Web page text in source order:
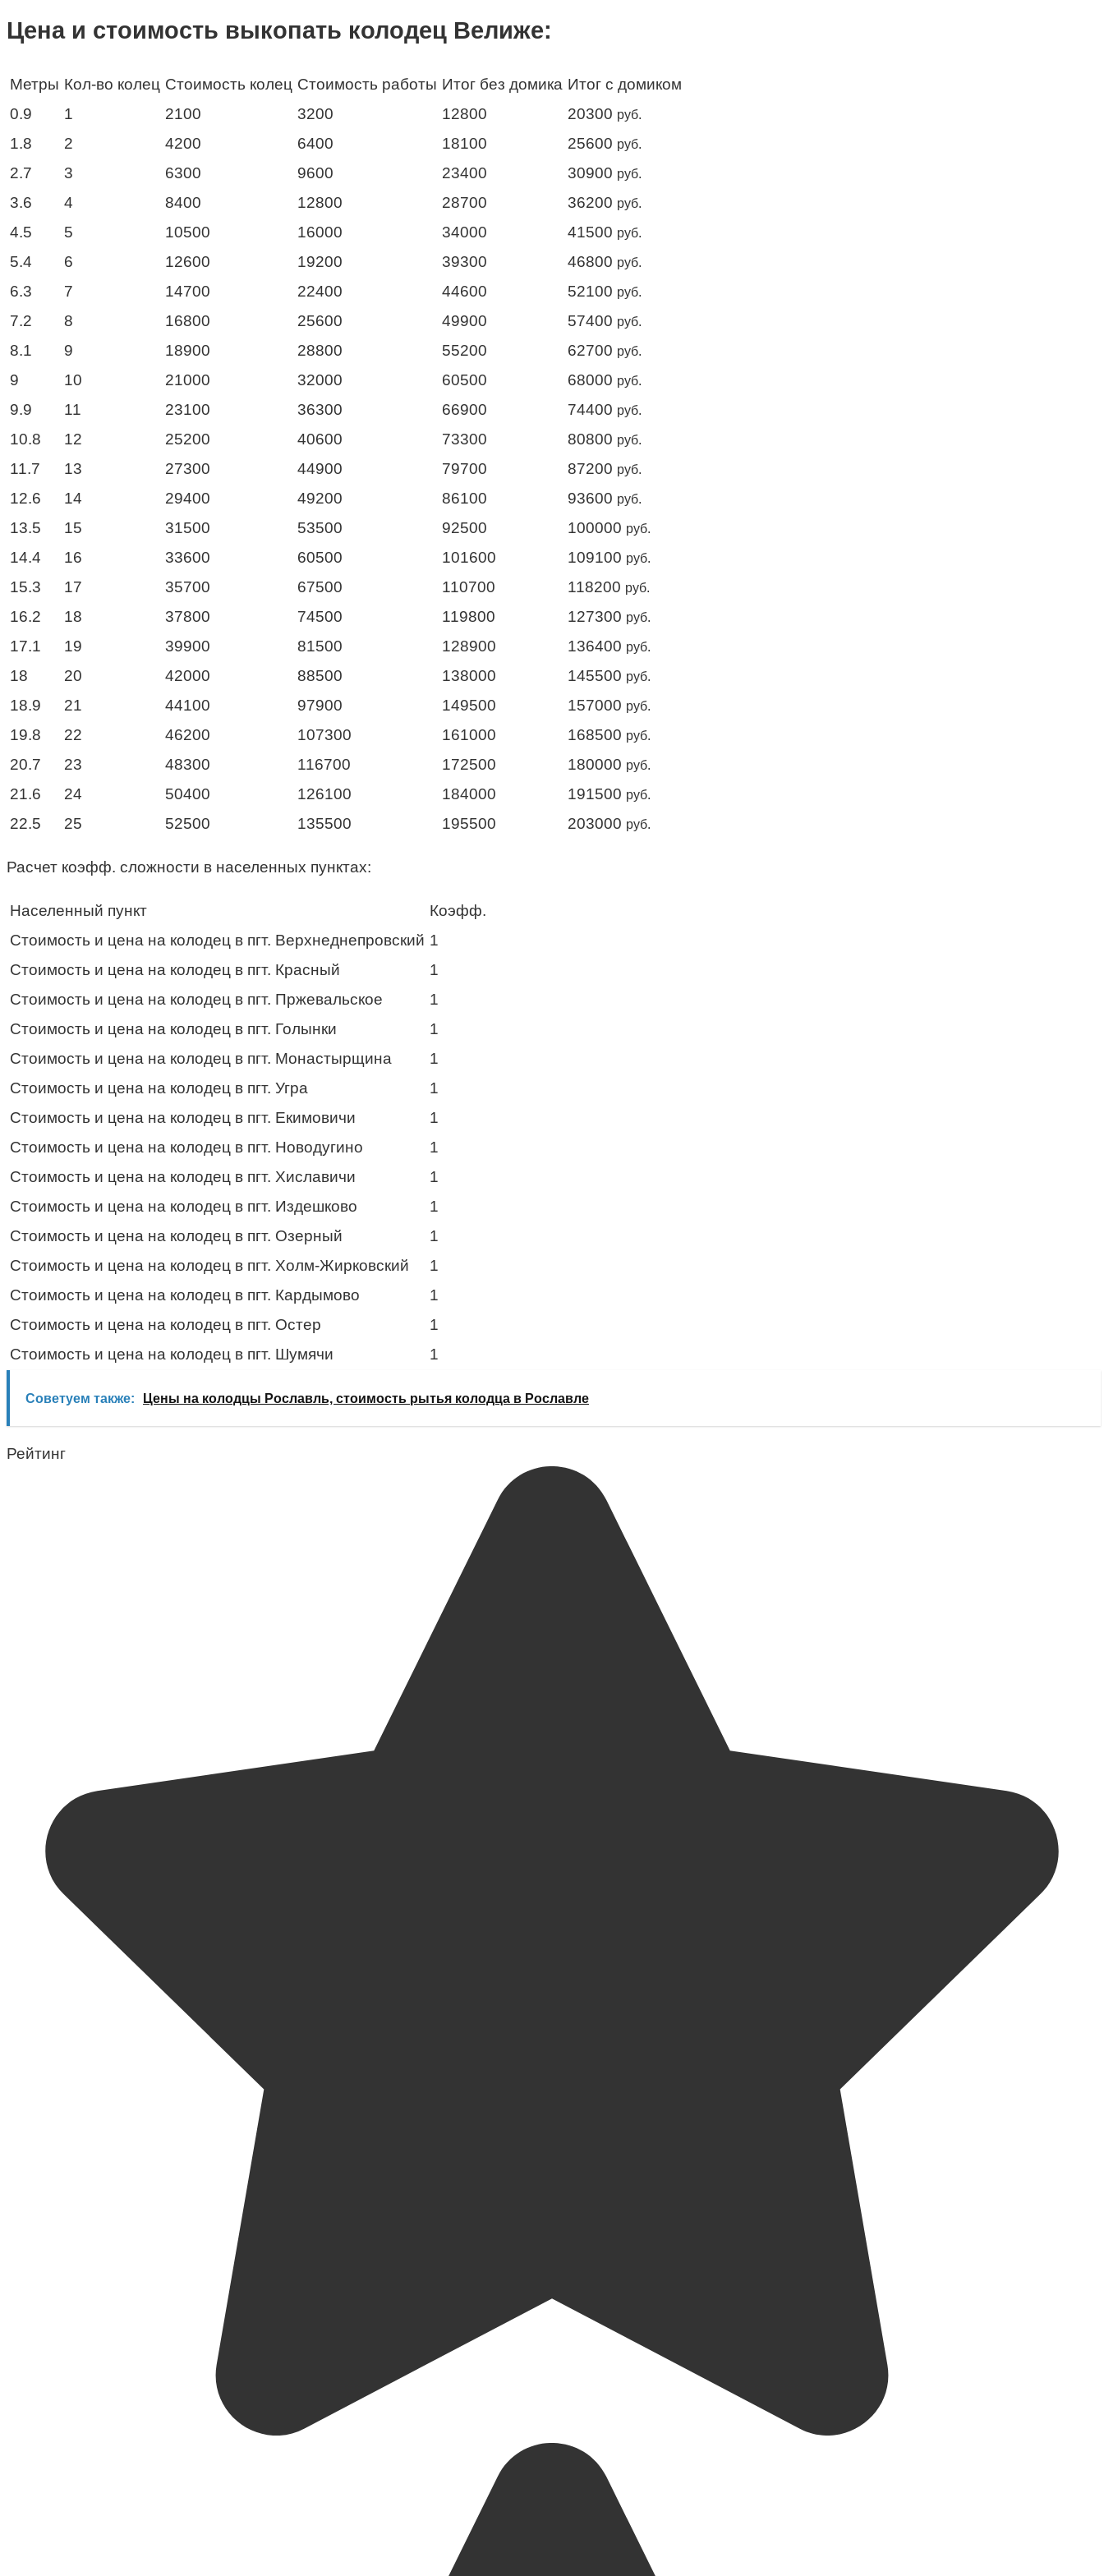
Цена и стоимость выкопать колодец Велиже:
Метры Кол-во колец Стоимость колец Стоимость работы Итог без домика Итог с домиком
0.9
1 2100 3200 12800 20300 руб.
1.8 2 4200 6400 18100 25600 руб.
2.7 3 6300 9600 23400 30900 руб.
3.6 4 8400 12800 28700 36200 руб.
4.5 5 10500 16000 34000 41500 руб.
5.4 6 12600 19200 39300 46800 руб.
6.3 7 14700 22400 44600 52100 руб.
7.2 8 16800 25600 49900 57400 руб.
8.1 9 18900 28800 55200 62700 руб.
9 10 21000 32000 60500 68000 руб.
9.9 11 23100 36300 66900 74400 руб.
10.8 12 25200 40600 73300 80800 руб.
11.7 13 27300 44900 79700 87200 руб.
12.6 14 29400 49200 86100 93600 руб.
13.5 15 31500 53500 92500 100000 руб.
14.4 16 33600 60500 101600 109100 руб.
15.3 17 35700 67500 110700 118200 руб.
16.2 18 37800 74500 119800 127300 руб.
17.1 19 39900 81500 128900 136400 руб.
18 20 42000 88500 138000 145500 руб.
18.9 21 44100 97900 149500 157000 руб.
19.8 22 46200 107300 161000 168500 руб.
20.7 23 48300 116700 172500 180000 руб.
21.6 24 50400 126100 184000 191500 руб.
22.5 25 52500 135500 195500 203000 руб.
Расчет коэфф. сложности в населенных пунктах:
Населенный пункт
Коэфф.
Стоимость и цена на колодец в пгт. Верхнеднепровский 1
Стоимость и цена на колодец в пгт. Красный
1
Стоимость и цена на колодец в пгт. Пржевальское
1
Стоимость и цена на колодец в пгт. Голынки
1
Стоимость и цена на колодец в пгт. Монастырщина
1
Стоимость и цена на колодец в пгт. Угра
1
Стоимость и цена на колодец в пгт. Екимовичи
1
Стоимость и цена на колодец в пгт. Новодугино
1
Стоимость и цена на колодец в пгт. Хиславичи
1
Стоимость и цена на колодец в пгт. Издешково
1
Стоимость и цена на колодец в пгт. Озерный
1
Стоимость и цена на колодец в пгт. Холм-Жирковский
1
Стоимость и цена на колодец в пгт. Кардымово
1
Стоимость и цена на колодец в пгт. Остер
1
Стоимость и цена на колодец в пгт. Шумячи
1
Советуем также: Цены на колодцы Рославль, стоимость рытья колодца в Рославле
Рейтинг